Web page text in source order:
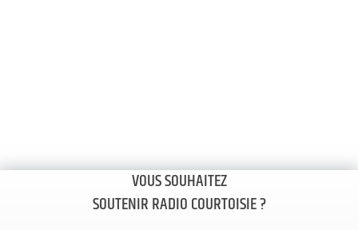
VOUS SOUHAITEZ
SOUTENIR RADIO COURTOISIE ?